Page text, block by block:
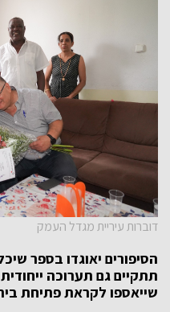
דוברות עיריית מגדל העמק
הסיפורים יאוגדו בספר
תתקיים גם תערוכה
שייאספו לקראת פתיחת